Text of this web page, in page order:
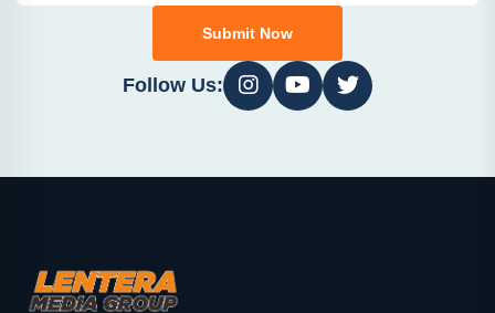
Submit Now
Follow Us: